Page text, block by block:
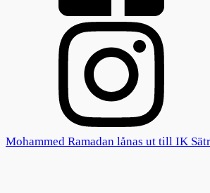
Mohammed Ramadan lånas ut till IK